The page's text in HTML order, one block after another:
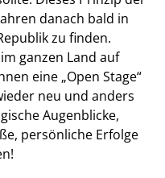
danach bald in
zu finden.
ganzen Land auf
eine „Open Stage“
neu und anders
Augenblicke,
persönliche Erfolge